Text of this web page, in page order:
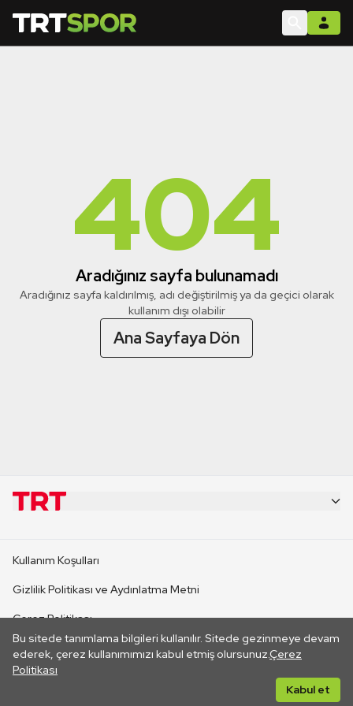
404
Aradığınız sayfa bulunamadı
Aradığınız sayfa kaldırılmış, adı değiştirilmiş ya da geçici olarak
kullanım dışı olabilir
Ana Sayfaya Dön
Bu sitede tanımlama bilgileri kullanılır. Sitede gezinmeye devam
ederek, çerez kullanımımızı kabul etmiş olursunuz.Çerez
Politikası
Kabul et
CANLI YAYINLAR
Kullanım Koşulları
Gizlilik Politikası ve Aydınlatma Metni
Çerez Politikası
İletişim
Her hakkı saklıdır. ©2026 TRT. Bağlantı yoluyla gidilen dış